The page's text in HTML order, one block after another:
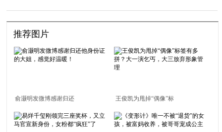
推荐图片
俞灏明发微博感谢归还
他身份证的大姐，感觉
好温暖！
王俊凯为甩掉“偶像”标
签有多拼？大一演乞
丐，大三放弃形象管理